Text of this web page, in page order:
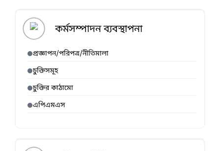
কর্মসম্পাদন ব্যবস্থাপনা
প্রজ্ঞাপন/পরিপত্র/নীতিমালা
চুক্তিসমূহ
চুক্তির কাঠামো
এপিএমএস